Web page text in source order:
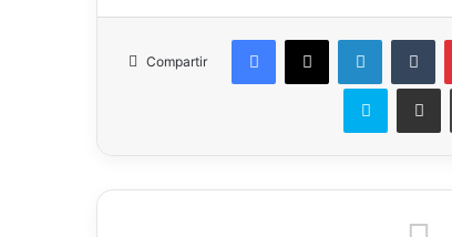
Compartir
Facebook
X LinkedIn
Skype